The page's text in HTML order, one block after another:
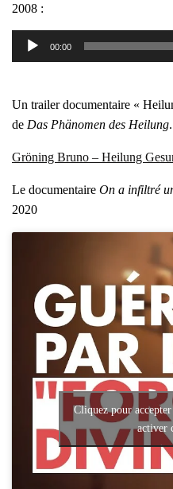
2008 :
Lecteur
audio
00:00
Un trai­ler docu­men­taire «
de Das Phä­no­men des Hei­lung.
Grö­ning Bru­no – Hei­lung
Le docu­men­taire On a infil­tré
2020
Cliquez pour
activer